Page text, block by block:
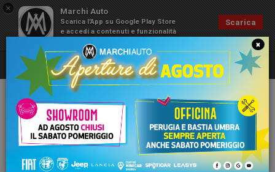
× Marchi Auto
Scarica l'App su Google Play Store
e accedi a contenuti e funzionalità
Scarica
×